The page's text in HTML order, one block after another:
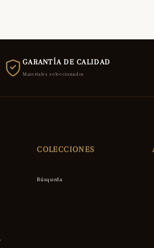
GARANTÍA DE CALIDAD
Materiales seleccionados
COLECCIONES
Búsqueda